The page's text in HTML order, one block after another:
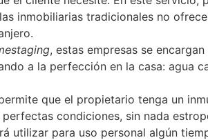
inmobiliarias tradicionales no
, estas empresas se
a la perfección en la casa: agua
que el propietario tenga un
condiciones, sin nada
utilizar para uso personal algún